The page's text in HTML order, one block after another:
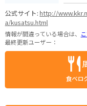
公式サイト:http://
a/kusatsu.html
情報が間違っている場合は、
最終更新ユーザー：
食べロ